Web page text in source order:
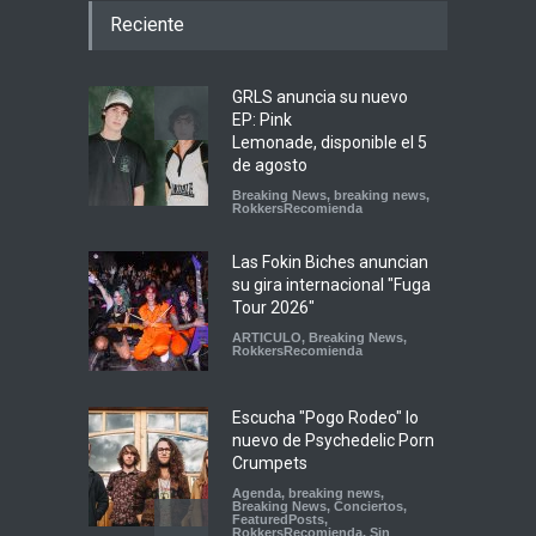
Reciente
GRLS anuncia su nuevo
EP: Pink
Lemonade, disponible el 5
de agosto
Breaking News, breaking news,
RokkersRecomienda
Las Fokin Biches anuncian
su gira internacional "Fuga
Tour 2026"
ARTICULO, Breaking News,
RokkersRecomienda
Escucha "Pogo Rodeo" lo
nuevo de Psychedelic Porn
Crumpets
Agenda, breaking news,
Breaking News, Conciertos,
FeaturedPosts,
RokkersRecomienda, Sin